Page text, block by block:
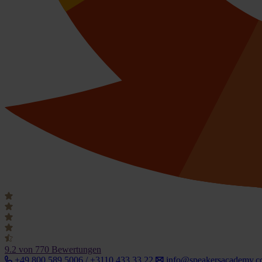
9.2 von 770 Bewertungen
+49 800 589 5006 / +3110 433 33 22